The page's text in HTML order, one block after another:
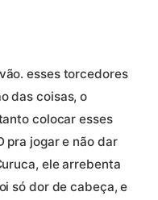
esses torcedores
das coisas, o
colocar esses
pra jogar e não dar
ele arrebenta
só dor de cabeça, e